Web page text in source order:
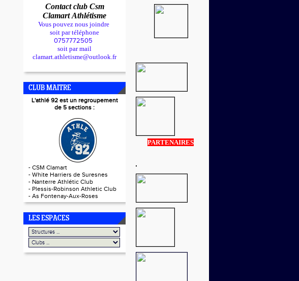
Contact club Csm
ClamartAthlétisme
Vous pouvez nous joindre
soit par téléphone
0757772505
soit par mail
clamart.athletisme@outlook.fr
CLUB MAITRE
L'athlé 92 est un regroupement
de 5 sections :
- CSM Clamart
- White Harriers de Suresnes
- Nanterre Athlétic Club
- Plessis-Robinson Athletic Club
- As Fontenay-Aux-Roses
LES ESPACES
PARTENAIRES